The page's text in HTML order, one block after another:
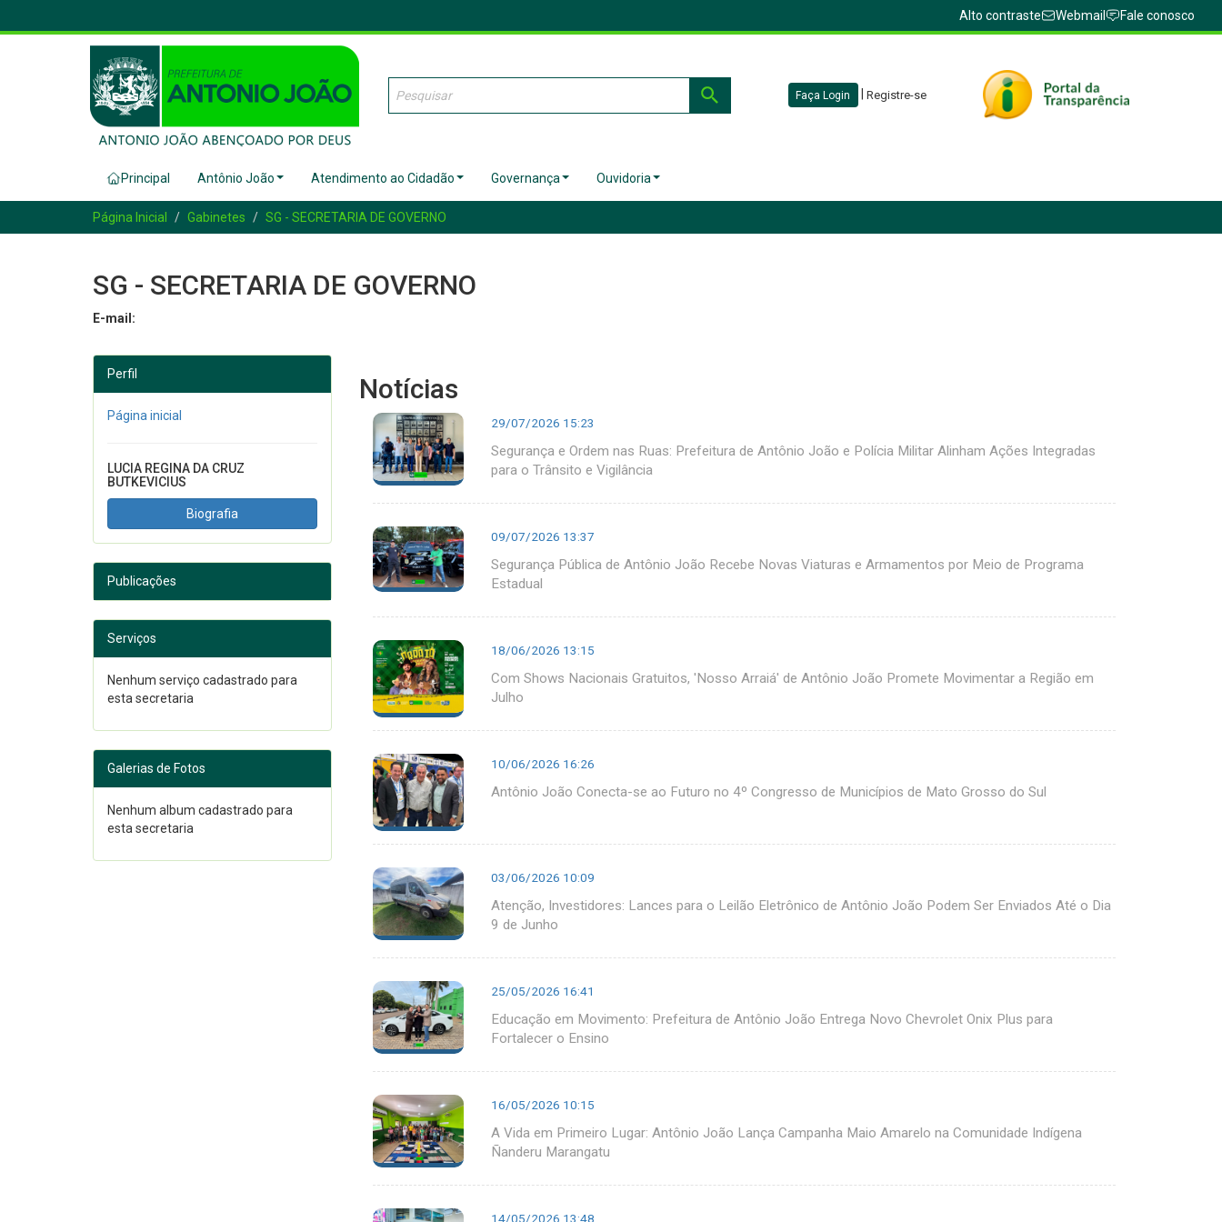
Alto contraste Webmail Fale conosco
Faça Login Registre-se
Principal Antônio João Atendimento ao Cidadão Governança Ouvidoria
Página Inicial Gabinetes SG - SECRETARIA DE GOVERNO
SG - SECRETARIA DE GOVERNO
E-mail:
Perfil
Página inicial
LUCIA REGINA DA CRUZ
BUTKEVICIUS
Biografia
Publicações
Serviços
Nenhum serviço cadastrado para
esta secretaria
Galerias de Fotos
Nenhum album cadastrado para
esta secretaria
Notícias
29/07/2026 15:23
Segurança e Ordem nas Ruas: Prefeitura de Antônio João e Polícia Militar Alinham Ações Integradas
para o Trânsito e Vigilância
09/07/2026 13:37
Segurança Pública de Antônio João Recebe Novas Viaturas e Armamentos por Meio de Programa
Estadual
18/06/2026 13:15
Com Shows Nacionais Gratuitos, 'Nosso Arraiá' de Antônio João Promete Movimentar a Região em
Julho
10/06/2026 16:26
Antônio João Conecta-se ao Futuro no 4º Congresso de Municípios de Mato Grosso do Sul
03/06/2026 10:09
Atenção, Investidores: Lances para o Leilão Eletrônico de Antônio João Podem Ser Enviados Até o Dia
9 de Junho
25/05/2026 16:41
Educação em Movimento: Prefeitura de Antônio João Entrega Novo Chevrolet Onix Plus para
Fortalecer o Ensino
16/05/2026 10:15
A Vida em Primeiro Lugar: Antônio João Lança Campanha Maio Amarelo na Comunidade Indígena
Ñanderu Marangatu
14/05/2026 13:48